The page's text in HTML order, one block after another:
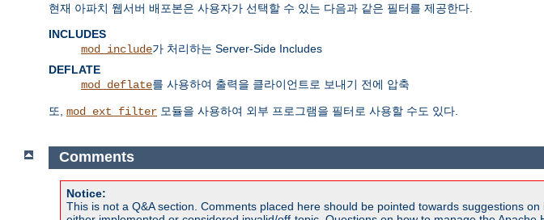
현재 아파치 웹서버 배포본은 사용자가 선택할 수 있는 다음과 같은 필터를 제공한다.
INCLUDES
mod_include가 처리하는 Server-Side Includes
DEFLATE
mod_deflate를 사용하여 출력을 클라이언트로 보내기 전에 압축
또, mod_ext_filter 모듈을 사용하여 외부 프로그램을 필터로 사용할 수도 있다.
Comments
Notice:
This is not a Q&A section. Comments placed here should be pointed towards suggestions